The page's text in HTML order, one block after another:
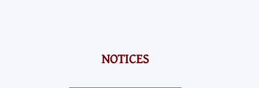
NOTICES